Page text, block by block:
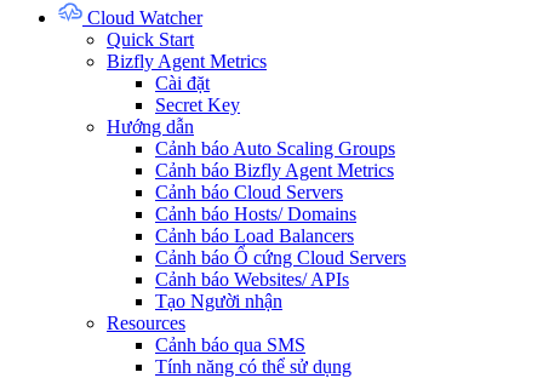
Cloud Watcher
Quick Start
Bizfly Agent Metrics
Cài đặt
Secret Key
Hướng dẫn
Cảnh báo Auto Scaling Groups
Cảnh báo Bizfly Agent Metrics
Cảnh báo Cloud Servers
Cảnh báo Hosts/ Domains
Cảnh báo Load Balancers
Cảnh báo Ổ cứng Cloud Servers
Cảnh báo Websites/ APIs
Tạo Người nhận
Resources
Cảnh báo qua SMS
Tính năng có thể sử dụng